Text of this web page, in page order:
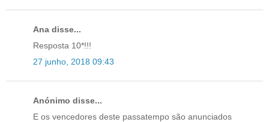
Ana disse...
Resposta 10*!!!
27 junho, 2018 09:43
Anónimo disse...
E os vencedores deste passatempo são anunciados